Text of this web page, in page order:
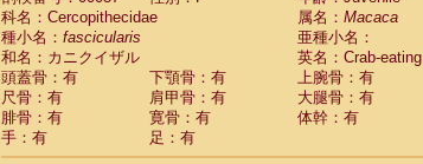
Cercopithecidae Cercopithecusspp.(0)
Cercopithecidae Chlorocebus aethiops
CercopithecidaeChlorocebus pygerythrus
CercopithecidaeErythrocebus patas (46)
CercopithecidaeMiopithecus talapoin
CercopithecidaeCercopithecinae spp.
CercopithecidaeColobus angolensis
科名：Cercopithecidae
属名： Macaca
種小名： fascicularis
亜種小名：
和名：カニクイザル
英名：Crab-
頭蓋骨：有
下顎骨：有 上腕骨：有
尺骨：有
肩甲骨：有 大腿骨：有
腓骨：有
寛骨：有
体幹：有
手：有
足：有